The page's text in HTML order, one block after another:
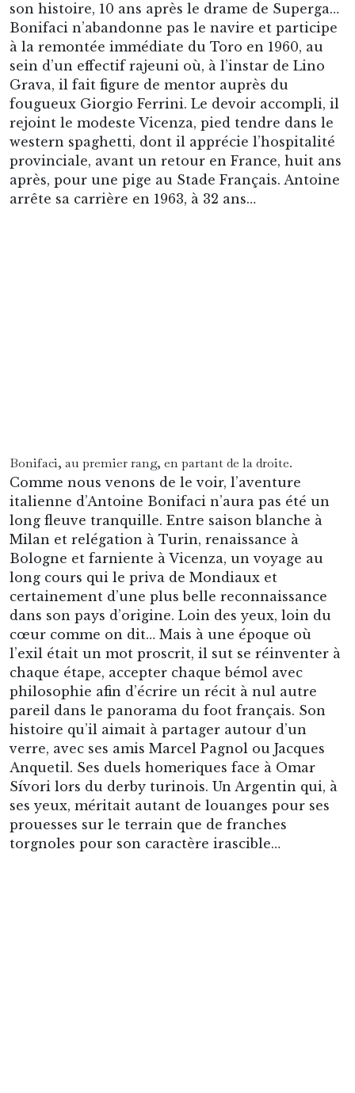
son histoire, 10 ans après le drame de Superga…
Bonifaci n’abandonne pas le navire et participe
à la remontée immédiate du Toro en 1960, au
sein d’un effectif rajeuni où, à l’instar de Lino
Grava, il fait figure de mentor auprès du
fougueux Giorgio Ferrini. Le devoir accompli, il
rejoint le modeste Vicenza, pied tendre dans le
western spaghetti, dont il apprécie l’hospitalité
provinciale, avant un retour en France, huit ans
après, pour une pige au Stade Français. Antoine
arrête sa carrière en 1963, à 32 ans…
chaque étape, accepter chaque bémol avec
philosophie afin d’écrire un récit à nul autre
pareil dans le panorama du foot français. Son
histoire qu’il aimait à partager autour d’un
verre, avec ses amis Marcel Pagnol ou Jacques
Anquetil. Ses duels homeriques face à Omar
Sívori lors du derby turinois. Un Argentin qui, à
ses yeux, méritait autant de louanges pour ses
prouesses sur le terrain que de franches
torgnoles pour son caractère irascible…